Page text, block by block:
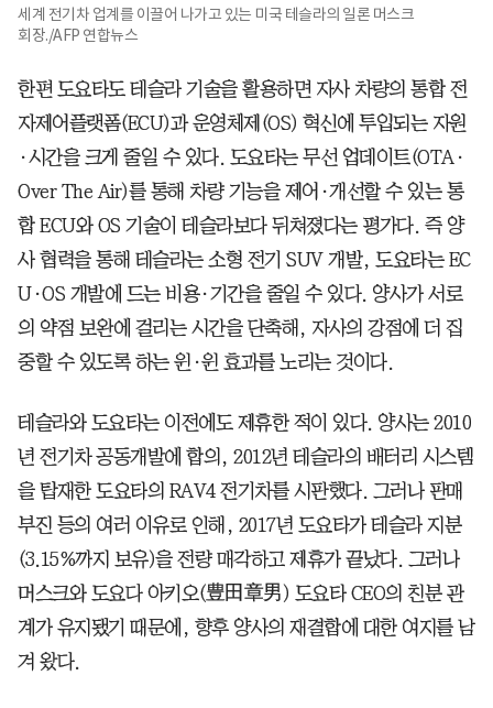
세계 전기차 업계를 이끌어 나가고 있는 미국 테슬라의 일론 머스크
회장./AFP 연합뉴스
한편 도요타도 테슬라 기술을 활용하면 자사 차량의 통합 전
자제어플랫폼(ECU)과 운영체제(OS) 혁신에 투입되는 자원
·시간을 크게 줄일 수 있다. 도요타는 무선 업데이트(OTA·
Over The Air)를 통해 차량 기능을 제어·개선할 수 있는 통
합 ECU와 OS 기술이 테슬라보다 뒤쳐졌다는 평가다. 즉 양
사 협력을 통해 테슬라는 소형 전기 SUV 개발, 도요타는 EC
U·OS 개발에 드는 비용·기간을 줄일 수 있다. 양사가 서로
의 약점 보완에 걸리는 시간을 단축해, 자사의 강점에 더 집
중할 수 있도록 하는 윈·윈 효과를 노리는 것이다.
테슬라와 도요타는 이전에도 제휴한 적이 있다. 양사는 2010
년 전기차 공동개발에 합의, 2012년 테슬라의 배터리 시스템
을 탑재한 도요타의 RAV4 전기차를 시판했다. 그러나 판매
부진 등의 여러 이유로 인해, 2017년 도요타가 테슬라 지분
(3.15%까지 보유)을 전량 매각하고 제휴가 끝났다. 그러나
머스크와 도요다 아키오(豊田章男) 도요타 CEO의 친분 관
계가 유지됐기 때문에, 향후 양사의 재결합에 대한 여지를 남
겨 왔다.